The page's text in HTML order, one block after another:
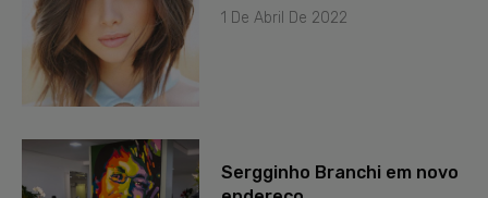
1 De Abril De 2022
Sergginho Branchi em novo